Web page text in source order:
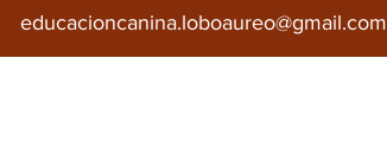
educacioncanina.loboaureo@gmail.com